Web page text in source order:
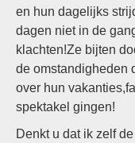
en hun dagelijks
dagen niet in de
klachten!Ze bijten
de omstandigheden
over hun
spektakel gingen!
Denkt u dat ik zelf